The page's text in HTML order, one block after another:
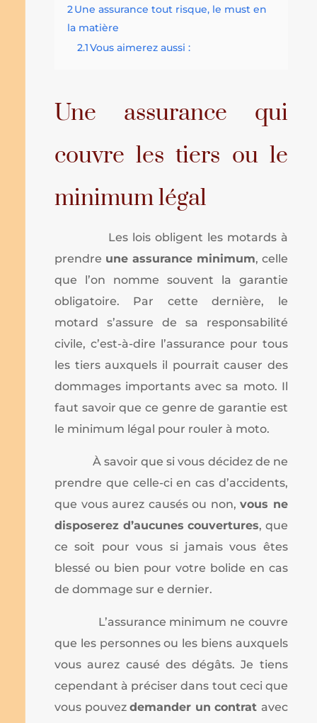
2Une assurance tout risque, le must en
la matière
2.1Vous aimerez aussi :
Une assurance qui
couvre les tiers ou le
minimum légal
Les lois obligent les motards à
prendre une assurance minimum, celle
que l’on nomme souvent la garantie
obligatoire. Par cette dernière, le
motard s’assure de sa responsabilité
civile, c’est-à-dire l’assurance pour tous
les tiers auxquels il pourrait causer des
dommages importants avec sa moto. Il
faut savoir que ce genre de garantie est
le minimum légal pour rouler à moto.
À savoir que si vous décidez de ne
prendre que celle-ci en cas d’accidents,
que vous aurez causés ou non,vous ne
disposerez d’aucunes couvertures, que
ce soit pour vous si jamais vous êtes
blessé ou bien pour votre bolide en cas
de dommage sur e dernier.
L’assurance minimum ne couvre
que les personnes ou les biens auxquels
vous aurez causé des dégâts. Je tiens
cependant à préciser dans tout ceci que
vous pouvezdemander un contrat avec